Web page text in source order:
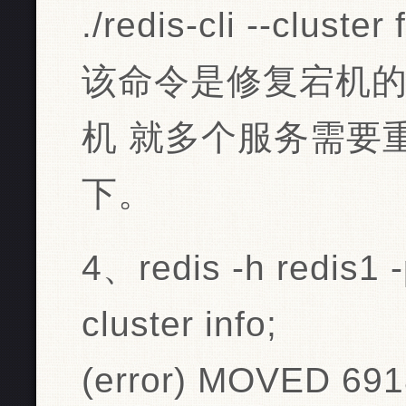
./redis-cli --cluster
该命令是修复宕机
机 就多个服务需要
下。
4、redis -h redis1
cluster info;
(error) MOVED